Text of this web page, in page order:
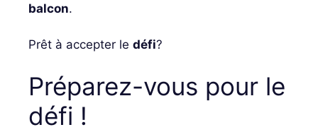
balcon.
Prêt à accepter le défi?
Préparez-vous pour le
défi !